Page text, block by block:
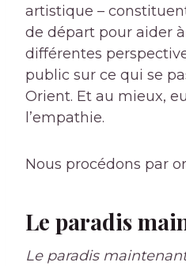
artistique –
de départ pour aider
différentes
public sur ce qui se
Orient. Et au mieux,
l’empathie.
Nous procédons par
Le paradis
Le paradis